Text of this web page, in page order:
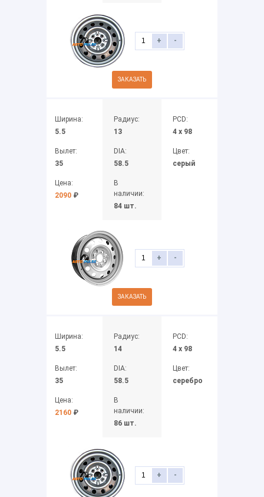
+ -
ЗАКАЗАТЬ
Ширина:
5.5
Вылет:
35
Цена:
2090 ₽
Радиус:
13
DIA:
58.5
В
наличии:
84 шт.
PCD:
4 x 98
Цвет:
серый
+ -
ЗАКАЗАТЬ
Ширина:
5.5
Вылет:
35
Цена:
2160 ₽
Радиус:
14
DIA:
58.5
В
наличии:
86 шт.
PCD:
4 x 98
Цвет:
серебро
+ -